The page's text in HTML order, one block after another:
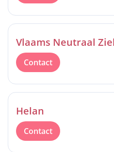
Vlaams Neutraal
Contact
Helan
Contact